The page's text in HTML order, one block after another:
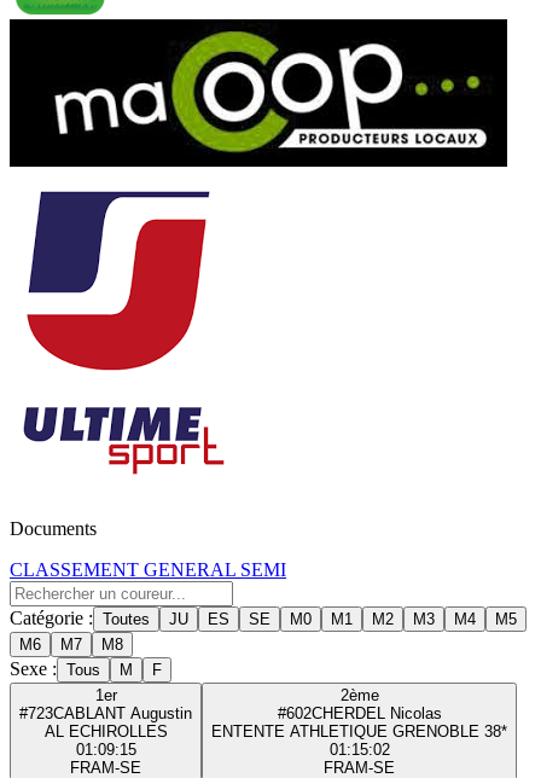
Documents
CLASSEMENT GENERAL SEMI
Catégorie : Toutes JU ES SE M0 M1 M2 M3 M4
M5
M6
M7 M8
Sexe : Tous M
F
1er
#723CABLANT Augustin
AL ECHIROLLES
01:09:15
FRAM-SE
2ème
#602CHERDEL Nicolas
ENTENTE ATHLETIQUE GRENOBLE 38*
01:15:02
FRAM-SE